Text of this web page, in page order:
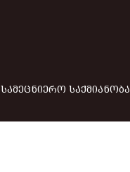
ᲡᲐᲛᲔᲪᲜᲘᲔᲠᲝ ᲡᲐᲥᲛᲘᲐᲜᲝᲑᲐ